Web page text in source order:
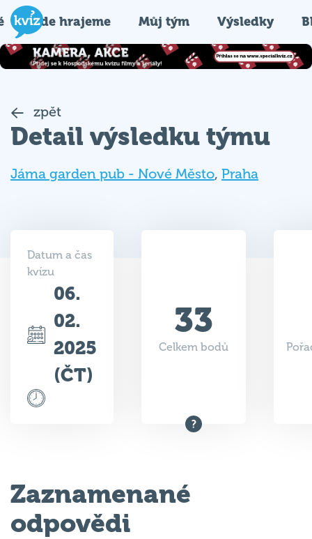
Kde hrajeme Můj tým Výsledky
zpět
Detail výsledku týmu
Jáma garden pub - Nové Město, Praha
Datum a čas
kvízu
06.
02.
2025
(ČT)
33
Celkem bodů
Zaznamenané
odpovědi